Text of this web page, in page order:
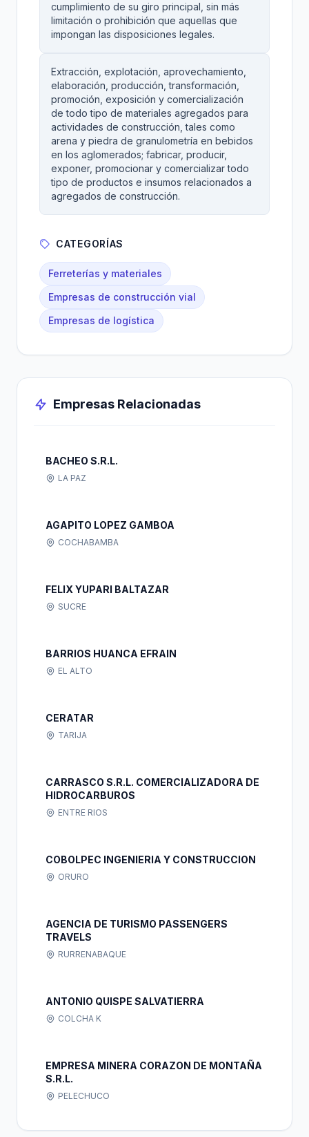
cumplimiento de su giro principal, sin más
limitación o prohibición que aquellas que
impongan las disposiciones legales.
Extracción, explotación, aprovechamiento,
elaboración, producción, transformación,
promoción, exposición y comercialización
de todo tipo de materiales agregados para
actividades de construcción, tales como
arena y piedra de granulometría en bebidos
en los aglomerados; fabricar, producir,
exponer, promocionar y comercializar todo
tipo de productos e insumos relacionados a
agregados de construcción.
CATEGORÍAS
Ferreterías y materiales
Empresas de construcción vial
Empresas de logística
Empresas Relacionadas
BACHEO S.R.L.
LA PAZ
AGAPITO LOPEZ GAMBOA
COCHABAMBA
FELIX YUPARI BALTAZAR
SUCRE
BARRIOS HUANCA EFRAIN
EL ALTO
CERATAR
TARIJA
CARRASCO S.R.L. COMERCIALIZADORA DE
HIDROCARBUROS
ENTRE RIOS
COBOLPEC INGENIERIA Y CONSTRUCCION
ORURO
AGENCIA DE TURISMO PASSENGERS
TRAVELS
RURRENABAQUE
ANTONIO QUISPE SALVATIERRA
COLCHA K
EMPRESA MINERA CORAZON DE MONTAÑA
S.R.L.
PELECHUCO